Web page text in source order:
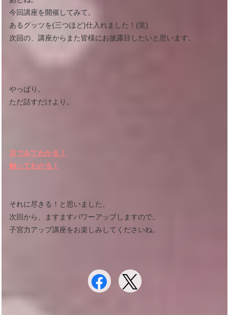
今回講座を開催してみて。
あるグッツを(三つほど)仕入れました！(笑)
次回の、講座からまた皆様にお披露目したいと思います。
やっぱり。
ただ話すだけより。
目でみてわかる！
触ってわかる！
それに尽きる！と思いました。
次回から、ますますパワーアップしますので。
子宮力アップ講座をお楽しみしてくださいね。